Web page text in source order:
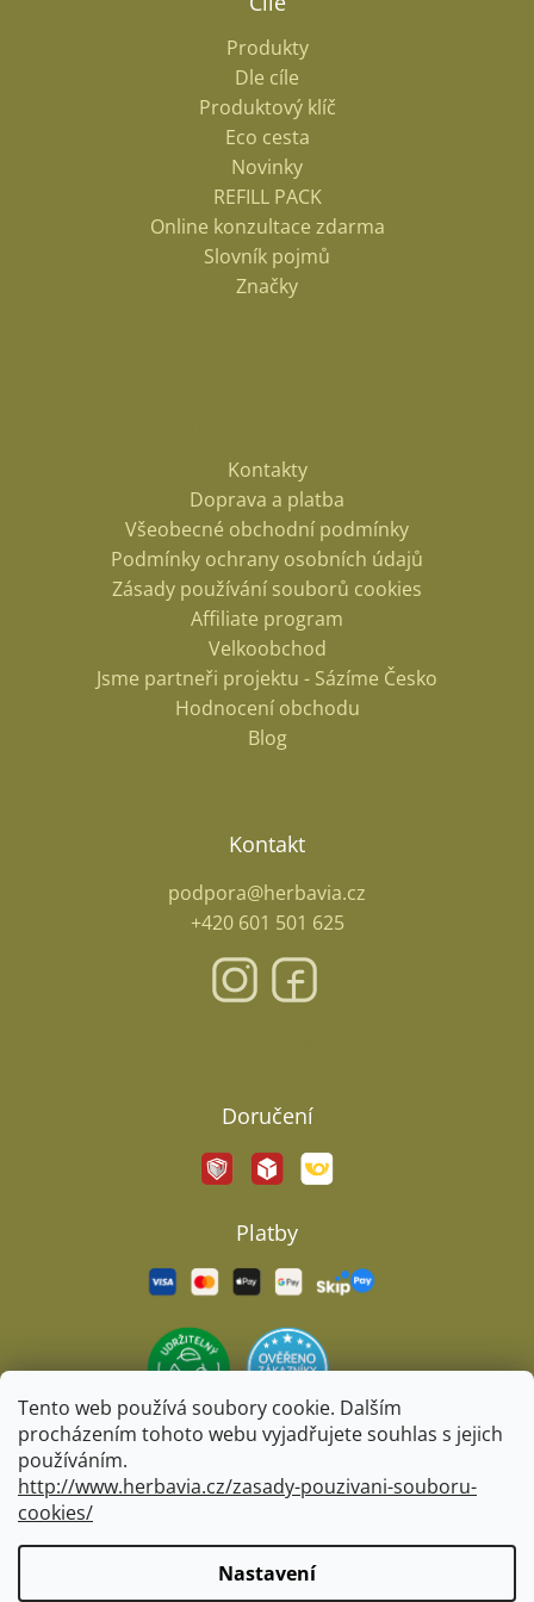
Tento web používá soubory cookie. Dalším
procházením tohoto webu vyjadřujete souhlas s jejich
používáním.
http://www.herbavia.cz/zasady-pouzivani-souboru-
cookies/
Nastavení
Produkty
Dle cíle
Produktový klíč
Eco cesta
Novinky
REFILL PACK
Online konzultace zdarma
Slovník pojmů
Značky
Kontakty
Doprava a platba
Všeobecné obchodní podmínky
Podmínky ochrany osobních údajů
Zásady používání souborů cookies
Affiliate program
Velkoobchod
Jsme partneři projektu - Sázíme Česko
Hodnocení obchodu
Blog
Kontakt
podpora@herbavia.cz
+420 601 501 625
Doručení
Platby